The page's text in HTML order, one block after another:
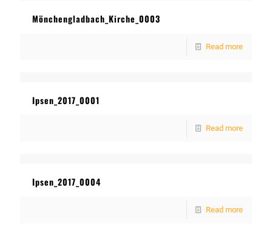
Mönchengladbach_Kirche_0003
Read more
Ipsen_2017_0001
Read more
Ipsen_2017_0004
Read more